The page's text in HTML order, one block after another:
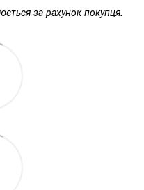
за рахунок покупця.